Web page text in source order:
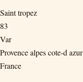
Saint tropez
83
Var
Provence alpes cote-d azur
France